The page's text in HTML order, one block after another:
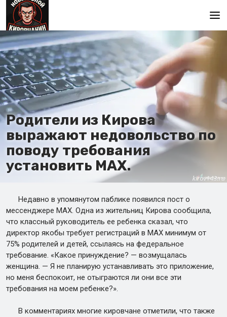
Главная
Родители из Кирова
выражают недовольство по
поводу требования
установить МАХ.
Недавно в упомянутом паблике появился пост о
мессенджере МАХ. Одна из жительниц Кирова сообщила,
что классный руководитель ее ребенка сказал, что
директор якобы требует регистраций в МАХ минимум от
75% родителей и детей, ссылаясь на федеральное
требование. «Какое принуждение? — возмущалась
женщина. — Я не планирую устанавливать это приложение,
но меня беспокоит, не отыграются ли они все эти
требования на моем ребенке?».
В комментариях многие кировчане отметили, что также